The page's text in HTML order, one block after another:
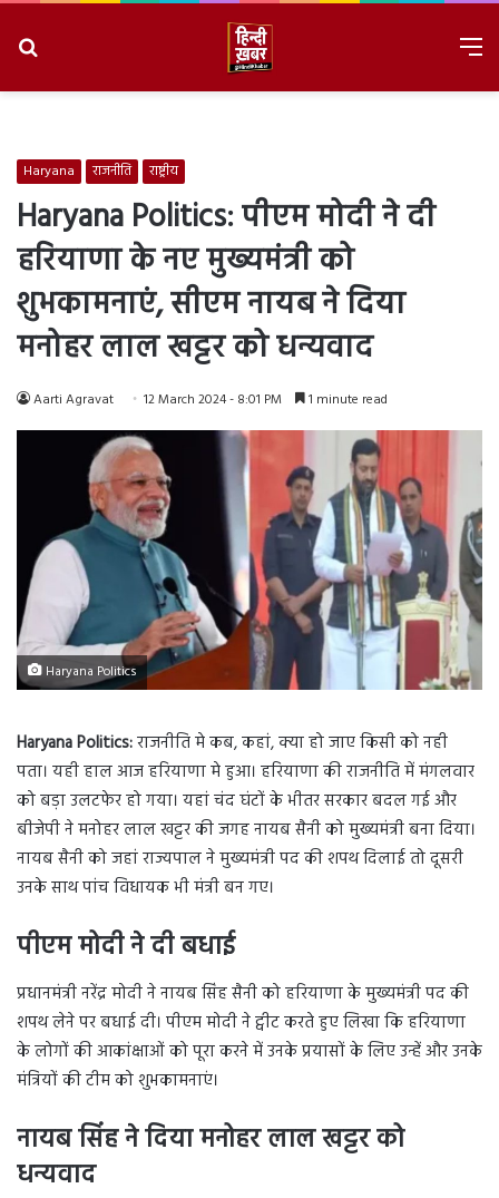
Haryana राजनीति राष्ट्रीय
Haryana Politics: पीएम मोदी ने दी
हरियाणा के नए मुख्यमंत्री को
शुभकामनाएं, सीएम नायब ने दिया
मनोहर लाल खट्टर को धन्यवाद
Aarti Agravat 12 March 2024 - 8:01 PM 1 minute read
Haryana Politics
Haryana Politics:राजनीति मे कब, कहां, क्या हो जाए किसी को नही
पता। यही हाल आज हरियाणा मे हुआ। हरियाणा की राजनीति में मंगलवार
को बड़ा उलटफेर हो गया। यहां चंद घंटों के भीतर सरकार बदल गई और
बीजेपी ने मनोहर लाल खट्टर की जगह नायब सैनी को मुख्यमंत्री बना दिया।
नायब सैनी को जहां राज्यपाल ने मुख्यमंत्री पद की शपथ दिलाई तो दूसरी
उनके साथ पांच विधायक भी मंत्री बन गए।
पीएम मोदी ने दी बधाई
प्रधानमंत्री नरेंद्र मोदी ने नायब सिंह सैनी को हरियाणा के मुख्यमंत्री पद की
शपथ लेने पर बधाई दी। पीएम मोदी ने ट्वीट करते हुए लिखा कि हरियाणा
के लोगों की आकांक्षाओं को पूरा करने में उनके प्रयासों के लिए उन्हें और उनके
मंत्रियों की टीम को शुभकामनाएं।
नायब सिंह ने दिया मनोहर लाल खट्टर को
धन्यवाद